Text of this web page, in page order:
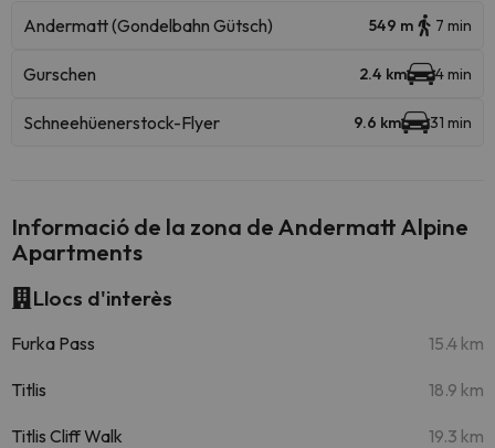
Andermatt (Gondelbahn Gütsch) 549 m 7 min
Gurschen 2.4 km 4 min
Schneehüenerstock-Flyer 9.6 km 31 min
Informació de la zona de Andermatt Alpine
Apartments
Llocs d'interès
Furka Pass 15.4 km
Titlis 18.9 km
Titlis Cliff Walk 19.3 km